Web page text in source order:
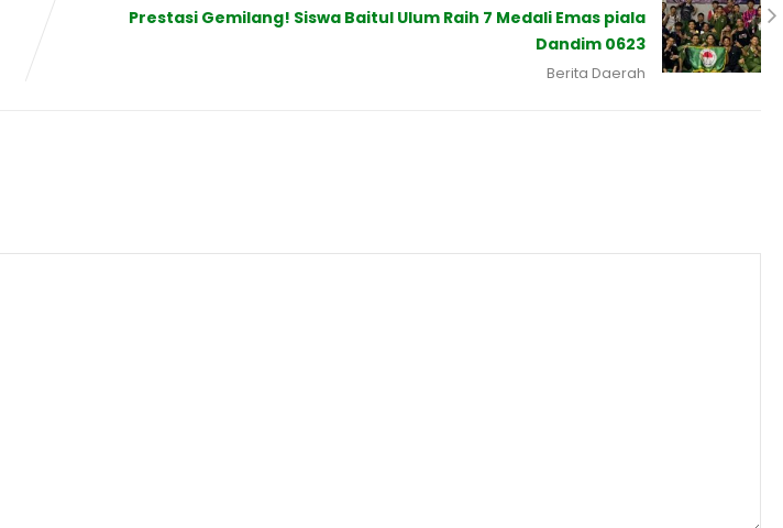
Prestasi Gemilang! Siswa Baitul Ulum Raih 7 Medali Emas piala
Dandim 0623
Berita Daerah